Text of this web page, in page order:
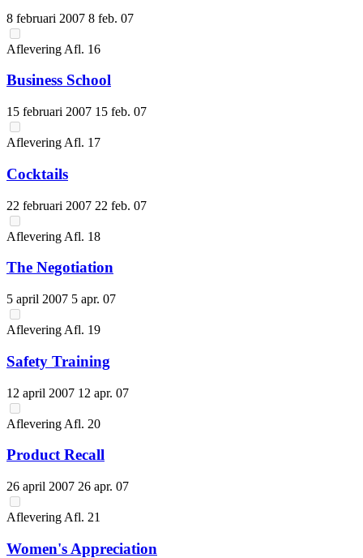
8 februari 2007 8 feb. 07
Aflevering Afl. 16
Business School
15 februari 2007 15 feb. 07
Aflevering Afl. 17
Cocktails
22 februari 2007 22 feb. 07
Aflevering Afl. 18
The Negotiation
5 april 2007 5 apr. 07
Aflevering Afl. 19
Safety Training
12 april 2007 12 apr. 07
Aflevering Afl. 20
Product Recall
26 april 2007 26 apr. 07
Aflevering Afl. 21
Women's Appreciation